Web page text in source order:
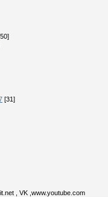
[31]
, VK ,www.youtube.com